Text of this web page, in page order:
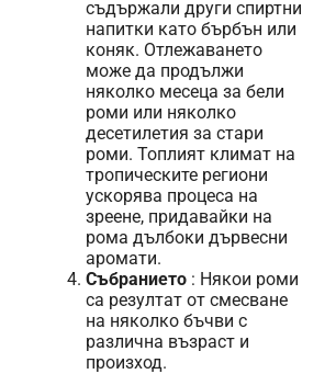
съдържали други спиртни
напитки като бърбън или
коняк. Отлежаването
може да продължи
няколко месеца за бели
роми или няколко
десетилетия за стари
роми. Топлият климат на
тропическите региони
ускорява процеса на
зреене, придавайки на
рома дълбоки дървесни
аромати.
Събранието : Някои роми
са резултат от смесване
на няколко бъчви с
различна възраст и
произход.